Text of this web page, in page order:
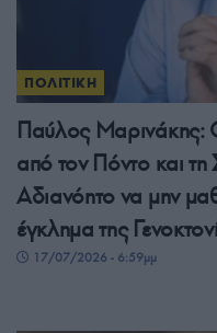
ΠΟΛΙΤΙΚΗ
Παύλος Μαρινάκης:
από τον Πόντο και
Αδιανόητο να μην
έγκλημα της
17/07/2026 - 6:59μμ